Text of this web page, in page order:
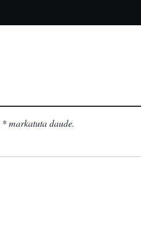
*markatuta daude.